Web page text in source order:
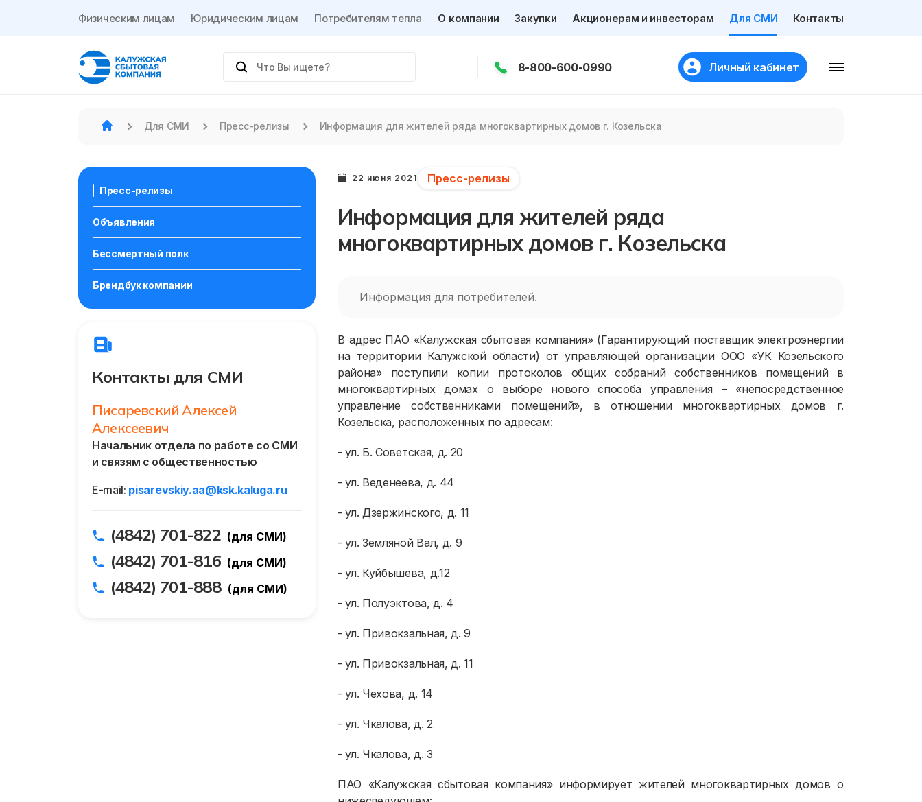
Физическим лицам Юридическим лицам Потребителям тепла О компании Закупки Акционерам и инвесторам Для СМИ Контакты
8-800-600-0990 Личный кабинет
Для СМИ Пресс-релизы Информация для жителей ряда многоквартирных домов г. Козельска
Пресс-релизы
Объявления
Бессмертный полк
Брендбук компании
Контакты для СМИ
Писаревский Алексей
Алексеевич
Начальник отдела по работе со СМИ
и связям с общественностью
E-mail: pisarevskiy.aa@ksk.kaluga.ru
(4842) 701-822 (для СМИ)
(4842) 701-816 (для СМИ)
(4842) 701-888 (для СМИ)
22 июня 2021 Пресс-релизы
Информация для жителей ряда
многоквартирных домов г. Козельска
Информация для потребителей.
В адрес ПАО «Калужская сбытовая компания» (Гарантирующий поставщик электроэнергии
на территории Калужской области) от управляющей организации ООО «УК Козельского
района» поступили копии протоколов общих собраний собственников помещений в
многоквартирных домах о выборе нового способа управления – «непосредственное
управление собственниками помещений», в отношении многоквартирных домов г.
Козельска, расположенных по адресам:
- ул. Б. Советская, д. 20
- ул. Веденеева, д. 44
- ул. Дзержинского, д. 11
- ул. Земляной Вал, д. 9
- ул. Куйбышева, д.12
- ул. Полуэктова, д. 4
- ул. Привокзальная, д. 9
- ул. Привокзальная, д. 11
- ул. Чехова, д. 14
- ул. Чкалова, д. 2
- ул. Чкалова, д. 3
ПАО «Калужская сбытовая компания» информирует жителей многоквартирных домов о